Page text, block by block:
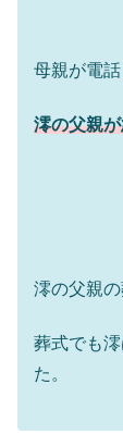
母親が電
澪の父親
澪の父親の
葬式でも
た。